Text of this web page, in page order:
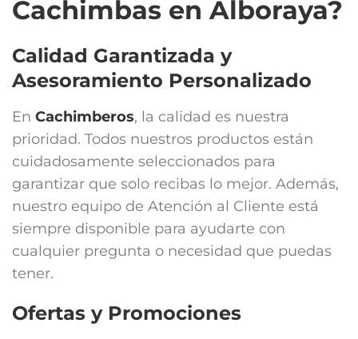
Cachimbas en Alboraya?
Calidad Garantizada y
Asesoramiento Personalizado
En Cachimberos, la calidad es nuestra
prioridad. Todos nuestros productos están
cuidadosamente seleccionados para
garantizar que solo recibas lo mejor. Además,
nuestro equipo de Atención al Cliente está
siempre disponible para ayudarte con
cualquier pregunta o necesidad que puedas
tener.
Ofertas y Promociones